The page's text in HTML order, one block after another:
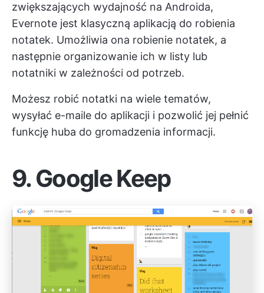
zwiększających wydajność na Androida,
Evernote jest klasyczną aplikacją do robienia
notatek. Umożliwia ona robienie notatek, a
następnie organizowanie ich w listy lub
notatniki w zależności od potrzeb.
Możesz robić notatki na wiele tematów,
wysyłać e-maile do aplikacji i pozwolić jej pełnić
funkcję huba do gromadzenia informacji.
9.Google Keep